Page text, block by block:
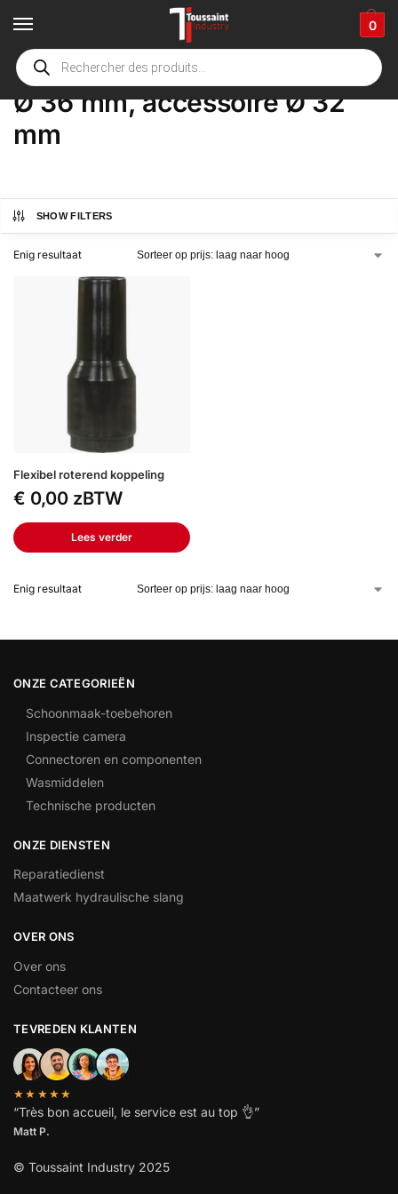
0
Home Winkel / Product Opties /
Ø 36 mm, accessoire Ø 32
mm
SHOW FILTERS
Enig resultaat
Flexibel roterend koppeling
€ 0,00 zBTW
Lees verder
Enig resultaat
ONZE CATEGORIEËN
Schoonmaak-toebehoren
Inspectie camera
Connectoren en componenten
Wasmiddelen
Technische producten
ONZE DIENSTEN
Reparatiedienst
Maatwerk hydraulische slang
OVER ONS
Over ons
Contacteer ons
TEVREDEN KLANTEN
★★★★★
“Très bon accueil, le service est au top 👌”
Matt P.
© Toussaint Industry 2025